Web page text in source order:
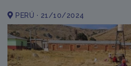
PERÚ · 21/10/2024